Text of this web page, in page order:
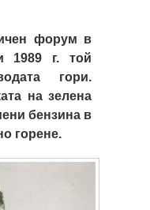
форум в
1989 г. той
гори.
на зелена
бензина в
горене.